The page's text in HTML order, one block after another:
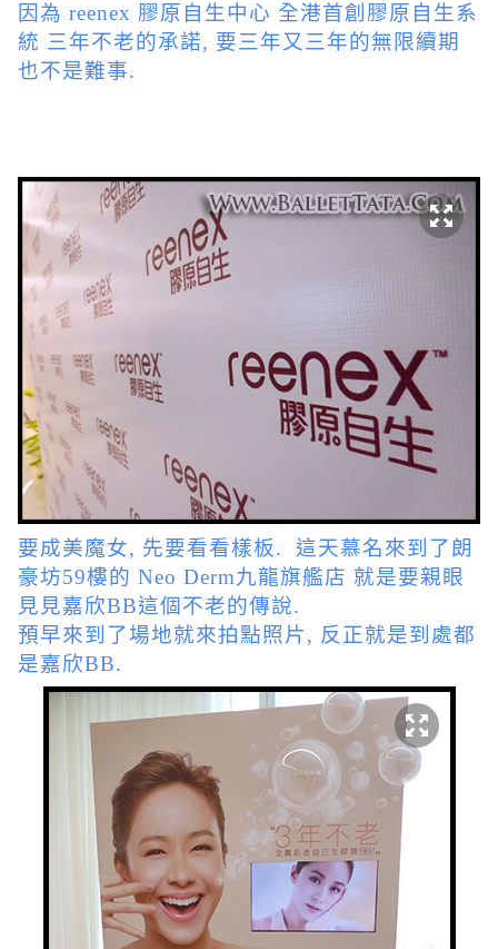
因為 reenex 膠原自生中心 全港首創膠原自生系
統 三年不老的承諾, 要三年又三年的無限續期
也不是難事.
要成美魔女, 先要看看樣板. 這天慕名來到了朗
豪坊59樓的 Neo Derm九龍旗艦店 就是要親眼
見見嘉欣BB這個不老的傳說.
預早來到了場地就來拍點照片, 反正就是到處都
是嘉欣BB.